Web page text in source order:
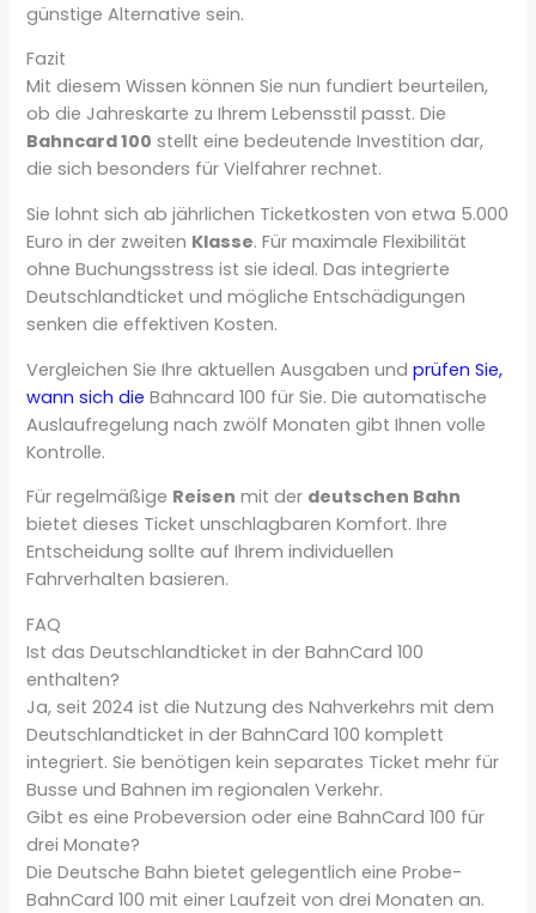
günstige Alternative sein.
Fazit
Mit diesem Wissen können Sie nun fundiert beurteilen,
ob die Jahreskarte zu Ihrem Lebensstil passt. Die
Bahncard 100 stellt eine bedeutende Investition dar,
die sich besonders für Vielfahrer rechnet.
Sie lohnt sich ab jährlichen Ticketkosten von etwa 5.000
Euro in der zweiten Klasse. Für maximale Flexibilität
ohne Buchungsstress ist sie ideal. Das integrierte
Deutschlandticket und mögliche Entschädigungen
senken die effektiven Kosten.
Vergleichen Sie Ihre aktuellen Ausgaben undprüfen Sie,
wann sich die Bahncard 100 für Sie. Die automatische
Auslaufregelung nach zwölf Monaten gibt Ihnen volle
Kontrolle.
Für regelmäßige Reisen mit der deutschen Bahn
bietet dieses Ticket unschlagbaren Komfort. Ihre
Entscheidung sollte auf Ihrem individuellen
Fahrverhalten basieren.
FAQ
Ist das Deutschlandticket in der BahnCard 100
enthalten?
Ja, seit 2024 ist die Nutzung des Nahverkehrs mit dem
Deutschlandticket in der BahnCard 100 komplett
integriert. Sie benötigen kein separates Ticket mehr für
Busse und Bahnen im regionalen Verkehr.
Gibt es eine Probeversion oder eine BahnCard 100 für
drei Monate?
Die Deutsche Bahn bietet gelegentlich eine Probe-
BahnCard 100 mit einer Laufzeit von drei Monaten an.